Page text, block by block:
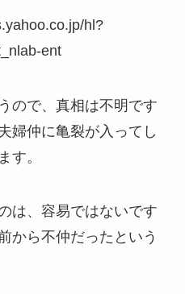
hl?
ent
ので、真相は不明です
婦仲に亀裂が入ってし
す。
は、容易ではないです
から不仲だったという